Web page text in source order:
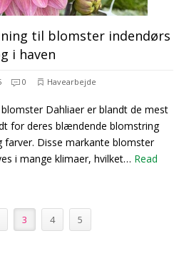
til blomster indendørs
i haven
0 Havearbejde
Dahliaer er blandt de mest
for deres blændende blomstring
Disse markante blomster
i mange klimaer, hvilket… Read
3 4 5